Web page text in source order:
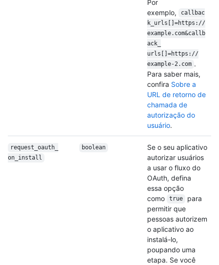
Por
exemplo,
callbac
k_urls[]=https://
example.com&callb
ack_
urls[]=https://
example-2.com .
Para saber mais,
confira Sobre a
URL de retorno de
chamada de
autorização do
usuário.
request_oauth_
on_install
boolean
Se o seu aplicativo
autorizar usuários
a usar o fluxo do
OAuth, defina
essa opção
como
true
para
permitir que
pessoas autorizem
o aplicativo ao
instalá-lo,
poupando uma
etapa. Se você